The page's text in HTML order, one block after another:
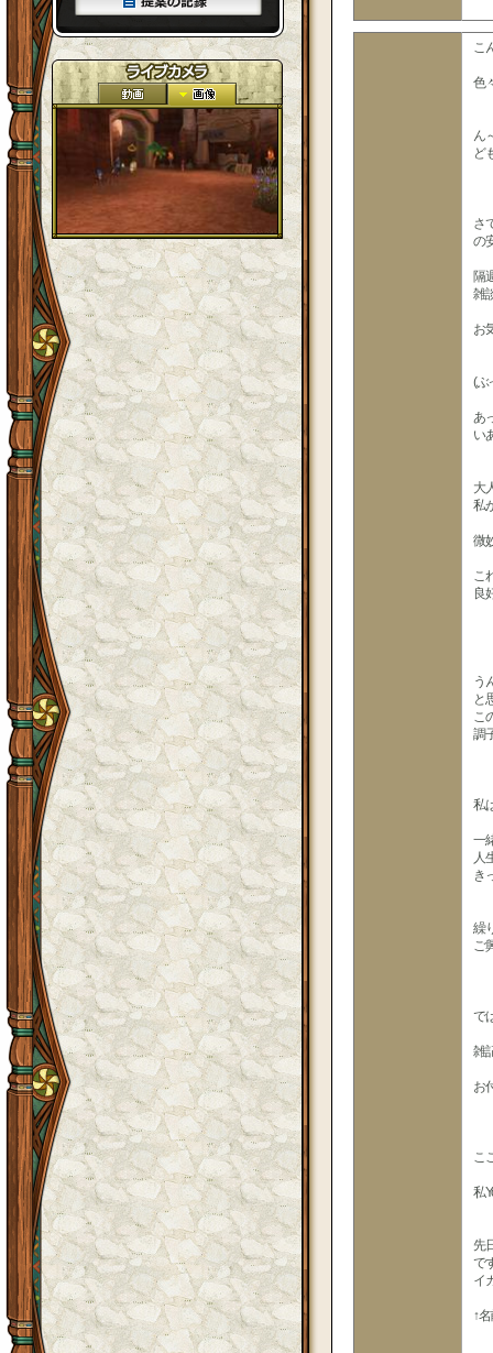
こ
色
ん
ど
さ
の
隔
雑
お
(ぶ
あ
い
大
私
微
こ
良
う
と
こ
調
私
一
人
き
繰
ご
で
雑
お
こ
私
先
で
イ
↑